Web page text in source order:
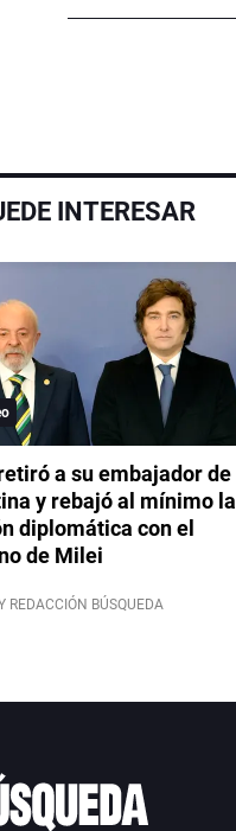
INTERESAR
a su embajador de
y rebajó al mínimo la
diplomática con el
de Milei
REDACCIÓN BÚSQUEDA